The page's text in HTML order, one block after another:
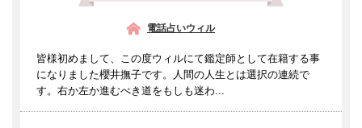
電話占いウィル
皆様初めまして、この度ウィルにて鑑定師として在籍する事
になりました櫻井撫子です。人間の人生とは選択の連続で
す。右か左か進むべき道をもしも迷わ...